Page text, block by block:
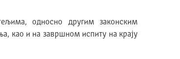
односно другим законским
као и на завршном испиту на крају